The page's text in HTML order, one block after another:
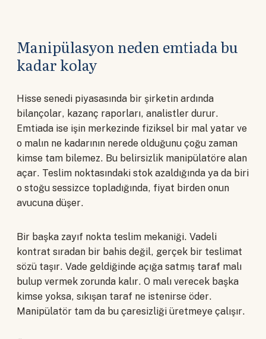
Manipülasyon neden emtiada bu
kadar kolay
Hisse senedi piyasasında bir şirketin ardında
bilançolar, kazanç raporları, analistler durur.
Emtiada ise işin merkezinde fiziksel bir mal yatar ve
o malın ne kadarının nerede olduğunu çoğu zaman
kimse tam bilemez. Bu belirsizlik manipülatöre alan
açar. Teslim noktasındaki stok azaldığında ya da biri
o stoğu sessizce topladığında, fiyat birden onun
avucuna düşer.
Bir başka zayıf nokta teslim mekaniği. Vadeli
kontrat sıradan bir bahis değil, gerçek bir teslimat
sözü taşır. Vade geldiğinde açığa satmış taraf malı
bulup vermek zorunda kalır. O malı verecek başka
kimse yoksa, sıkışan taraf ne istenirse öder.
Manipülatör tam da bu çaresizliği üretmeye çalışır.